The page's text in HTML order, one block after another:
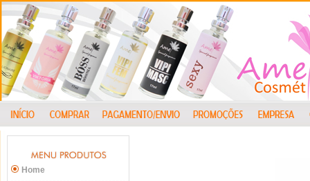
Home